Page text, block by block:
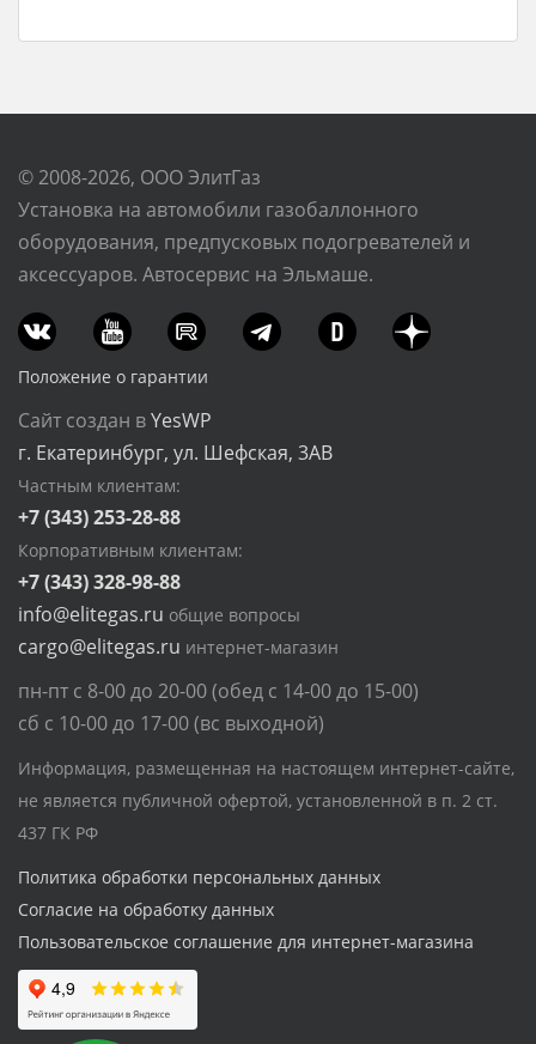
© 2008-2026, ООО ЭлитГаз
Установка на автомобили газобаллонного
оборудования, предпусковых подогревателей и
аксессуаров. Автосервис на Эльмаше.
Положение о гарантии
Сайт создан вYesWP
г. Екатеринбург, ул. Шефская, 3АВ
Частным клиентам:
+7 (343) 253-28-88
Корпоративным клиентам:
+7 (343) 328-98-88
info@elitegas.ru общие вопросы
cargo@elitegas.ru интернет-магазин
пн-пт с 8-00 до 20-00 (обед с 14-00 до 15-00)
сб с 10-00 до 17-00 (вс выходной)
Информация, размещенная на настоящем интернет-сайте,
не является публичной офертой, установленной в п. 2 ст.
437 ГК РФ
Политика обработки персональных данных
Согласие на обработку данных
Пользовательское соглашение для интернет-магазина